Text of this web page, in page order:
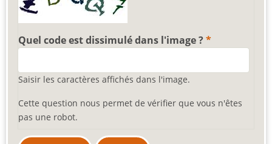
Quel code est dissimulé dans l'image ?
Saisir les caractères affichés dans l'image.
Cette question nous permet de vérifier que vous n'êtes
pas une robot.